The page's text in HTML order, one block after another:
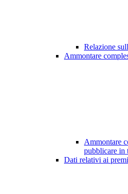
Relazione
Ammontare
Ammontare
pubblicare in
Dati relativi ai premi